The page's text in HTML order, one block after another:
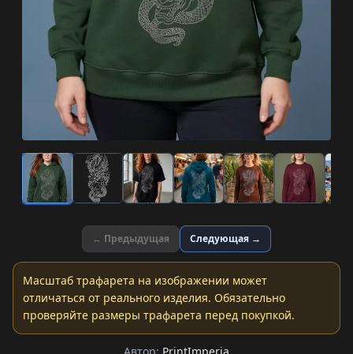
← Предыдущая Следующая →
Масштаб трафарета на изображении может
отличаться от реального изделия. Обязательно
проверяйте размеры трафарета перед покупкой.